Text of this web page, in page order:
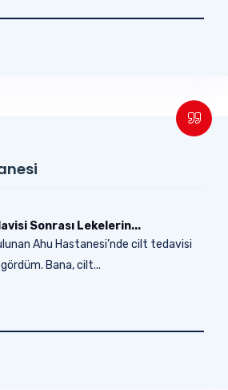
Sonrası Lekelerin...
Ahu Hastanesi’nde cilt tedavisi
Bana, cilt...